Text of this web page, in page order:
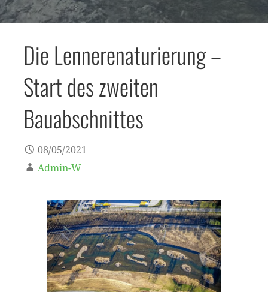
Die Lennerenaturierung –
Start des zweiten
Bauabschnittes
08/05/2021
Admin-W